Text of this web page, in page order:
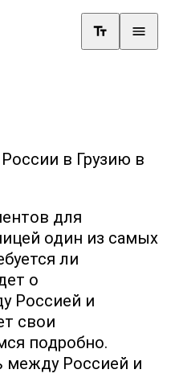
в Грузию в
для
один из самых
ли
о
Россией и
свои
подробно.
между Россией и